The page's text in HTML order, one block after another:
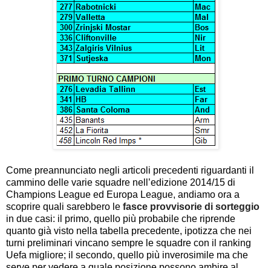
Come preannunciato negli articoli precedenti riguardanti il
cammino delle varie squadre nell’edizione 2014/15 di
Champions League ed Europa League, andiamo ora a
scoprire quali sarebbero le fasce provvisorie di sorteggio
in due casi: il primo, quello più probabile che riprende
quanto già visto nella tabella precedente, ipotizza che nei
turni preliminari vincano sempre le squadre con il ranking
Uefa migliore; il secondo, quello più inverosimile ma che